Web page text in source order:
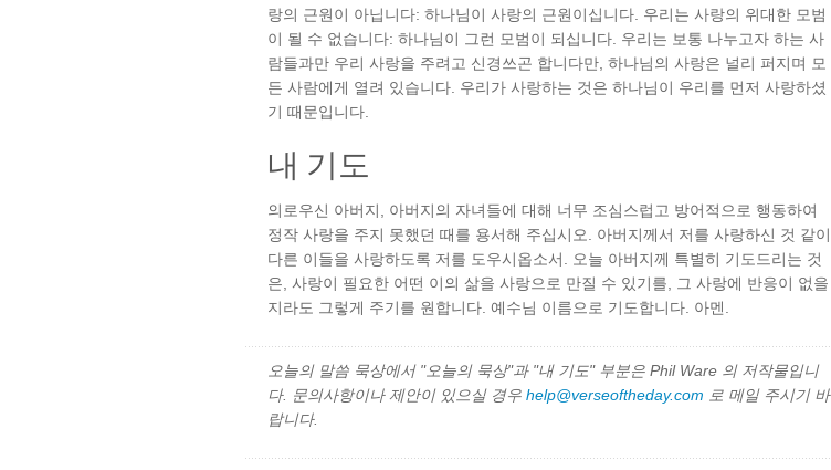
랑의 근원이 아닙니다: 하나님이 사랑의 근원이십니다. 우리는 사랑의 위대한 모범
이 될 수 없습니다: 하나님이 그런 모범이 되십니다. 우리는 보통 나누고자 하는 사
람들과만 우리 사랑을 주려고 신경쓰곤 합니다만, 하나님의 사랑은 널리 퍼지며 모
든 사람에게 열려 있습니다. 우리가 사랑하는 것은 하나님이 우리를 먼저 사랑하셨
기 때문입니다.
내 기도
의로우신 아버지, 아버지의 자녀들에 대해 너무 조심스럽고 방어적으로 행동하여
정작 사랑을 주지 못했던 때를 용서해 주십시오. 아버지께서 저를 사랑하신 것 같이
다른 이들을 사랑하도록 저를 도우시옵소서. 오늘 아버지께 특별히 기도드리는 것
은, 사랑이 필요한 어떤 이의 삶을 사랑으로 만질 수 있기를, 그 사랑에 반응이 없을
지라도 그렇게 주기를 원합니다. 예수님 이름으로 기도합니다. 아멘.
오늘의 말씀 묵상에서 "오늘의 묵상"과 "내 기도" 부분은 Phil Ware 의 저작물입니
다. 문의사항이나 제안이 있으실 경우 help@verseoftheday.com 로 메일 주시기 바
랍니다.